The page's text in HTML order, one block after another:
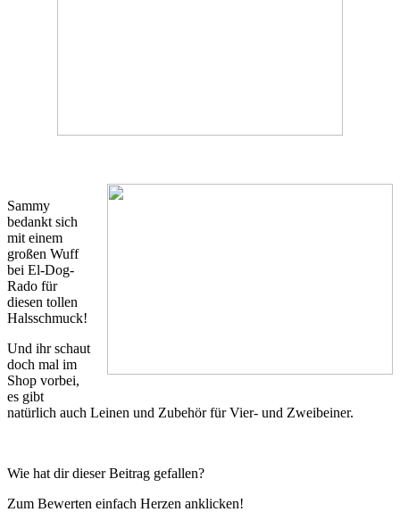
Sammy
bedankt sich
mit einem
großen Wuff
bei El-Dog-
Rado für
diesen tollen
Halsschmuck!
Und ihr schaut
doch mal im
Shop vorbei,
es gibt
natürlich auch Leinen und Zubehör für Vier- und Zweibeiner.
Wie hat dir dieser Beitrag gefallen?
Zum Bewerten einfach Herzen anklicken!